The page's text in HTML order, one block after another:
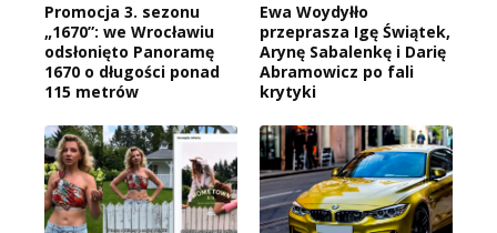
Promocja 3. sezonu
„1670”: we Wrocławiu
odsłonięto Panoramę
1670 o długości ponad
115 metrów
Ewa Woydyłło
przeprasza Igę Świątek,
Arynę Sabalenkę i Darię
Abramowicz po fali
krytyki